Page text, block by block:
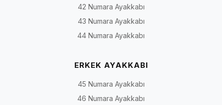
42 Numara Ayakkabı
43 Numara Ayakkabı
44 Numara Ayakkabı
ERKEK AYAKKABI
45 Numara Ayakkabı
46 Numara Ayakkabı